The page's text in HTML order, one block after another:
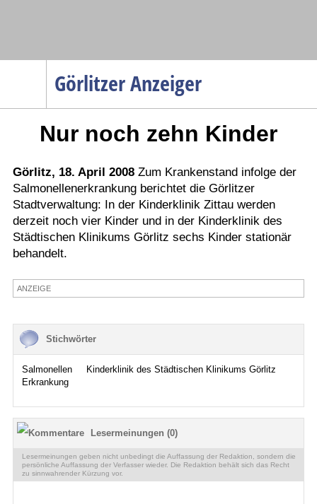
Görlitzer Anzeiger
Menüpunkte
Politik
Gesellschaft
Wirtschaft
Service
Verkehr
Kultur
Termine
Nur noch zehn Kinder
Görlitz, 18. April 2008Zum Krankenstand infolge der
Salmonellenerkrankung berichtet die Görlitzer
Stadtverwaltung: In der Kinderklinik Zittau werden
derzeit noch vier Kinder und in der Kinderklinik des
Städtischen Klinikums Görlitz sechs Kinder stationär
behandelt.
ANZEIGE
Stichwörter
Salmonellen
Kinderklinik des Städtischen Klinikums Görlitz
Erkrankung
Lesermeinungen (0)
Lesermeinungen geben nicht unbedingt die Auffassung der Redaktion, sondern die
persönliche Auffassung der Verfasser wieder. Die Redaktion behält sich das Recht
zu sinnwahrender Kürzung vor.